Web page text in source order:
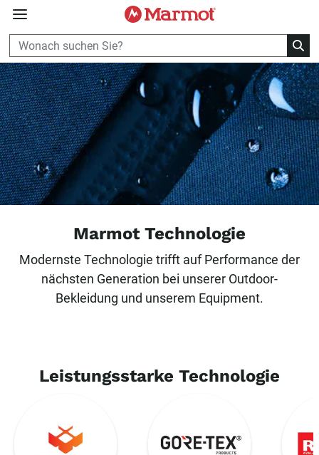
360°
Marmot Technologie
Modernste Technologie trifft auf Performance der
nächsten Generation bei unserer Outdoor-
Bekleidung und unserem Equipment.
Leistungsstarke Technologie